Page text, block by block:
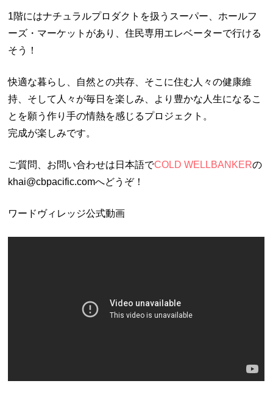
1階にはナチュラルプロダクトを扱うスーパー、ホールフ
ーズ・マーケットがあり、住民専用エレベーターで行ける
そう！
快適な暮らし、自然との共存、そこに住む人々の健康維
持、そして人々が毎日を楽しみ、より豊かな人生になるこ
とを願う作り手の情熱を感じるプロジェクト。
完成が楽しみです。
ご質問、お問い合わせは日本語でCOLD WELLBANKERの
khai@cbpacific.comへどうぞ！
ワードヴィレッジ公式動画